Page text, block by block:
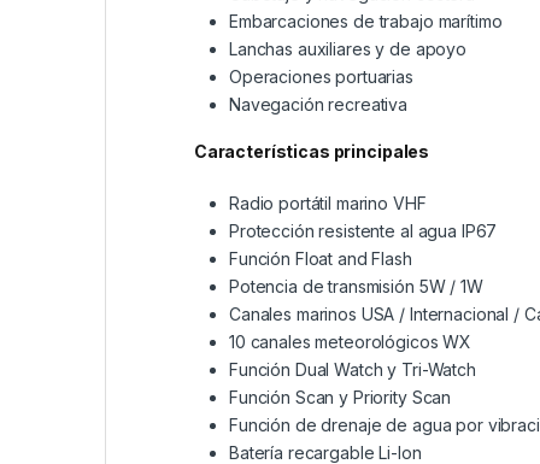
Embarcaciones de trabajo marítimo
Lanchas auxiliares y de apoyo
Operaciones portuarias
Navegación recreativa
Características principales
Radio portátil marino VHF
Protección resistente al agua IP67
Función Float and Flash
Potencia de transmisión 5W / 1W
Canales marinos USA / Internacional /
10 canales meteorológicos WX
Función Dual Watch y Tri-Watch
Función Scan y Priority Scan
Función de drenaje de agua por
Batería recargable Li-Ion